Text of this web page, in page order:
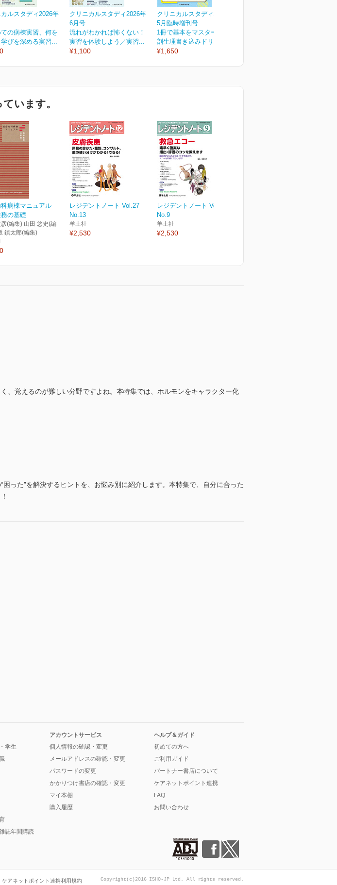
ルスタディ2026年
の病棟実習、何を
学びを深める実習...
クリニカルスタディ2026年
6月号
流れがわかれば怖くない！
実習を体験しよう／実習...
¥1,100
クリニカルスタディ2026年
5月臨時増刊号
1冊で基本をマスター！解
剖生理書き込みドリル（...
¥1,650
います。
科病棟マニュアル
の基礎
(編集) 山田 悠史(編
鎮太郎(編集)
レジデントノート Vol.27
No.13
羊土社
¥2,530
レジデントノート Vol.27
No.9
羊土社
¥2,530
、覚えるのが難しい分野ですよね。本特集では、ホルモンをキャラクター化
った”を解決するヒントを、お悩み別に紹介します。本特集で、自分に合った
学生
誌年間購読
アカウントサービス
個人情報の確認・変更
メールアドレスの確認・変更
パスワードの変更
かかりつけ書店の確認・変更
マイ本棚
購入履歴
ヘルプ＆ガイド
初めての方へ
ご利用ガイド
パートナー書店について
ケアネットポイント連携
FAQ
お問い合わせ
ケアネットポイント連携利用規約 Copyright(c)2016 ISHO-JP Ltd. All rights reserved.